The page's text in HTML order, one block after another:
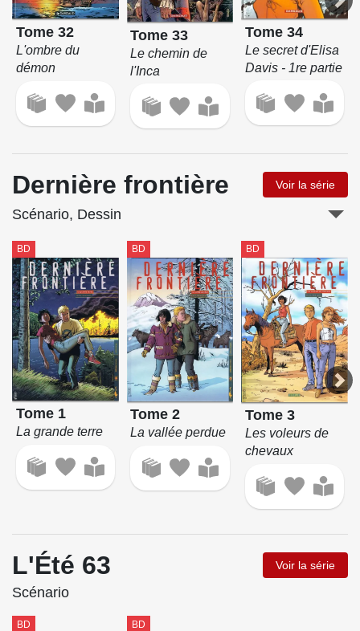
Tome 32
L'ombre du
démon
Tome 33
Le chemin de
l'Inca
Tome 34
Le secret d'Elisa
Davis - 1re partie
Dernière frontière Voir la série
Scénario, Dessin
BD
Tome 1
La grande terre
BD
Tome 2
La vallée perdue
BD
Tome 3
Les voleurs de
chevaux
L'Été 63 Voir la série
Scénario
BD BD